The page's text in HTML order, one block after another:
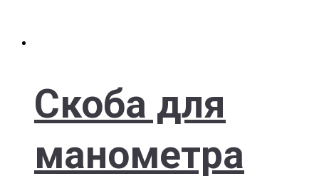
Скоба для
манометра